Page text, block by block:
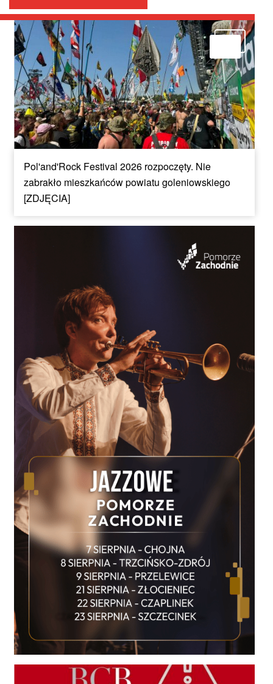
Pol'and'Rock Festival 2026 rozpoczęty. Nie
zabrakło mieszkańców powiatu goleniowskiego
[ZDJĘCIA]